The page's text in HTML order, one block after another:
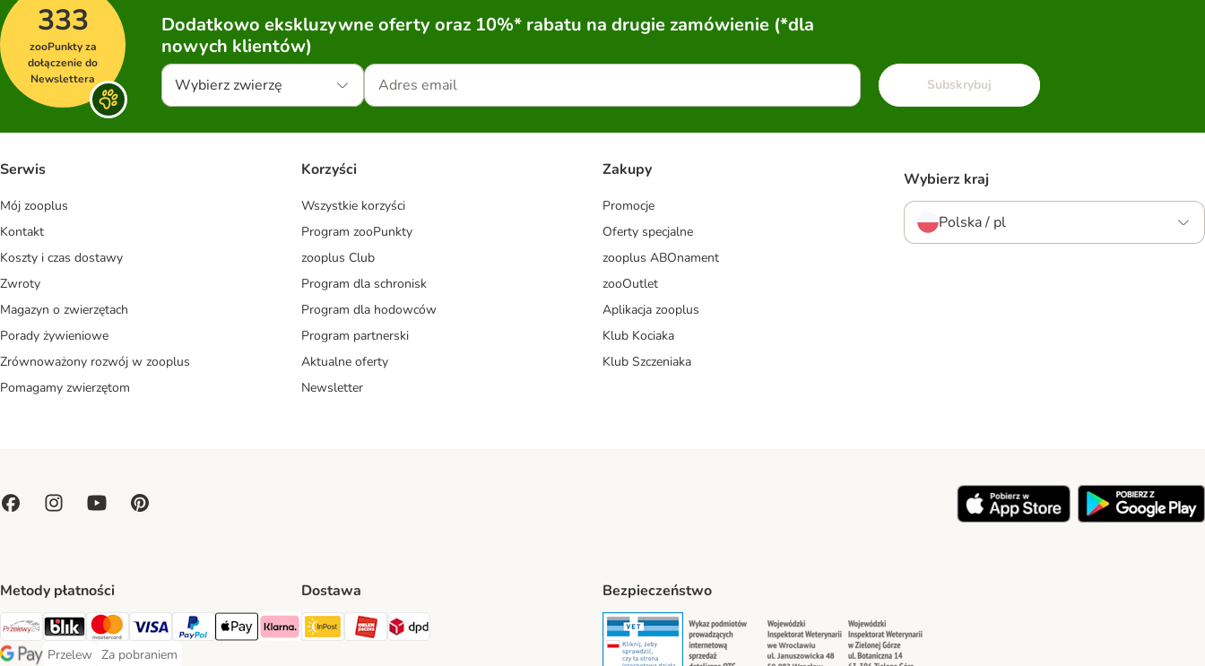
333
zooPunkty za
dołączenie do
Newslettera
Dodatkowo ekskluzywne oferty oraz 10%* rabatu na drugie zamówienie (*dla
nowych klientów)
Wybierz zwierzę Subskrybuj
Serwis
Mój zooplus
Kontakt
Koszty i czas dostawy
Zwroty
Magazyn o zwierzętach
Porady żywieniowe
Zrównoważony rozwój w zooplus
Pomagamy zwierzętom
Korzyści
Wszystkie korzyści
Program zooPunkty
zooplus Club
Program dla schronisk
Program dla hodowców
Program partnerski
Aktualne oferty
Newsletter
Zakupy
Promocje
Oferty specjalne
zooplus ABOnament
zooOutlet
Aplikacja zooplus
Klub Kociaka
Klub Szczeniaka
Wybierz kraj
Polska / pl
Metody płatności
Przelewy24 Payment Method
Blik Payment Method
MasterCard Payment Method
Visa Payment Method
PayPal Payment Method
Apple Pay Payment Method
Klarna Payment Method
Przelew Za pobraniem
Dostawa
Paczkomat® Shipping Method
ORLEN Paczka Shipping Method
Bezpieczeństwo
Security Security Security